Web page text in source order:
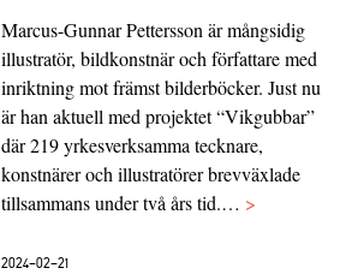
Marcus-Gunnar Pettersson är mångsidig
illustratör, bildkonstnär och författare med
inriktning mot främst bilderböcker. Just nu
är han aktuell med projektet “Vikgubbar”
där 219 yrkesverksamma tecknare,
konstnärer och illustratörer brevväxlade
tillsammans under två års tid.… >
2024-02-21